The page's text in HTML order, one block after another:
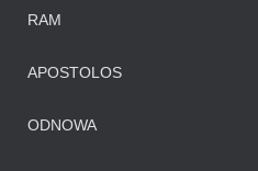
RAM
APOSTOLOS
ODNOWA